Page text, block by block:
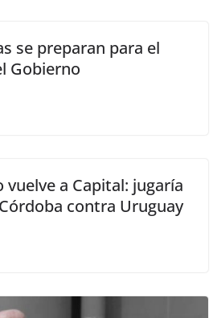
se preparan para el
Gobierno
vuelve a Capital: jugaría
contra Uruguay